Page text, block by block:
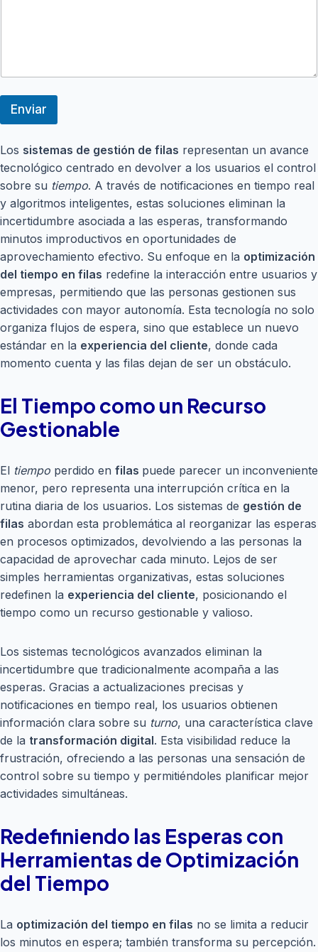
a
Enviar
Los sistemas de gestión de filas representan un avance
tecnológico centrado en devolver a los usuarios el control
sobre su tiempo. A través de notificaciones en tiempo real
y algoritmos inteligentes, estas soluciones eliminan la
incertidumbre asociada a las esperas, transformando
minutos improductivos en oportunidades de
aprovechamiento efectivo. Su enfoque en la optimización
del tiempo en filas redefine la interacción entre usuarios y
empresas, permitiendo que las personas gestionen sus
actividades con mayor autonomía. Esta tecnología no solo
organiza flujos de espera, sino que establece un nuevo
estándar en la experiencia del cliente, donde cada
momento cuenta y las filas dejan de ser un obstáculo.
El Tiempo como un Recurso
Gestionable
El tiempo perdido en filas puede parecer un inconveniente
menor, pero representa una interrupción crítica en la
rutina diaria de los usuarios. Los sistemas de gestión de
filas abordan esta problemática al reorganizar las esperas
en procesos optimizados, devolviendo a las personas la
capacidad de aprovechar cada minuto. Lejos de ser
simples herramientas organizativas, estas soluciones
redefinen la experiencia del cliente, posicionando el
tiempo como un recurso gestionable y valioso.
Los sistemas tecnológicos avanzados eliminan la
incertidumbre que tradicionalmente acompaña a las
esperas. Gracias a actualizaciones precisas y
notificaciones en tiempo real, los usuarios obtienen
información clara sobre su turno, una característica clave
de la transformación digital. Esta visibilidad reduce la
frustración, ofreciendo a las personas una sensación de
control sobre su tiempo y permitiéndoles planificar mejor
actividades simultáneas.
Redefiniendo las Esperas con
Herramientas de Optimización
del Tiempo
La optimización del tiempo en filas no se limita a reducir
los minutos en espera; también transforma su percepción.